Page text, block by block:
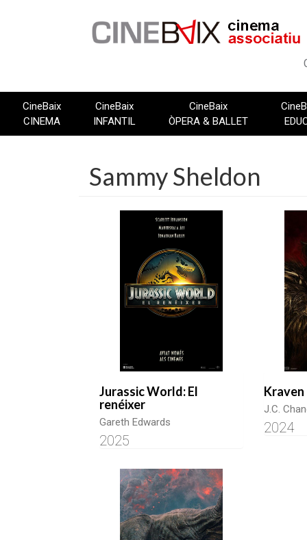
CineBaix
CINEMA
CineBaix
INFANTIL
CineBaix
ÒPERA & BALLET
Sammy Sheldon
Jurassic World: El
renéixer
Gareth Edwards
2025
J.C.
2024